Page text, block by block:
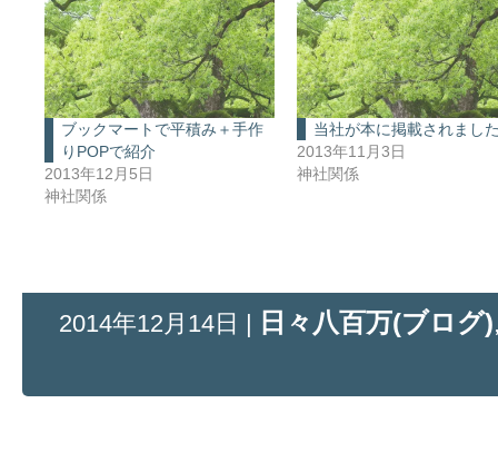
ブックマートで平積み＋手作
りPOPで紹介
2013年12月5日
神社関係
当社が本に掲載されまし
2013年11月3日
神社関係
2014年12月14日 | 日々八百万(ブログ)